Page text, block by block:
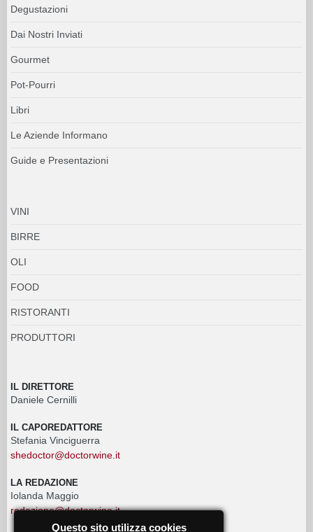
Degustazioni
Dai Nostri Inviati
Gourmet
Pot-Pourri
Libri
Le Aziende Informano
Guide e Presentazioni
VINI
BIRRE
OLI
FOOD
RISTORANTI
PRODUTTORI
IL DIRETTORE
Daniele Cernilli
IL CAPOREDATTORE
Stefania Vinciguerra
shedoctor@doctorwine.it
LA REDAZIONE
Iolanda Maggio
redazione@doctorwine.it
Questo sito utilizza cookies